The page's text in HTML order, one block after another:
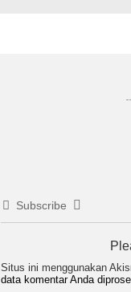
Subscribe
Situs ini menggunakan
data komentar Anda